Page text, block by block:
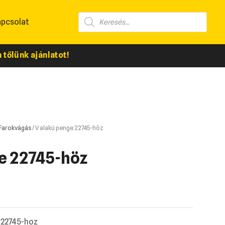
tőlünk ajánlatot!
/ V alakú penge 22745-höz
22745-höz
hoz